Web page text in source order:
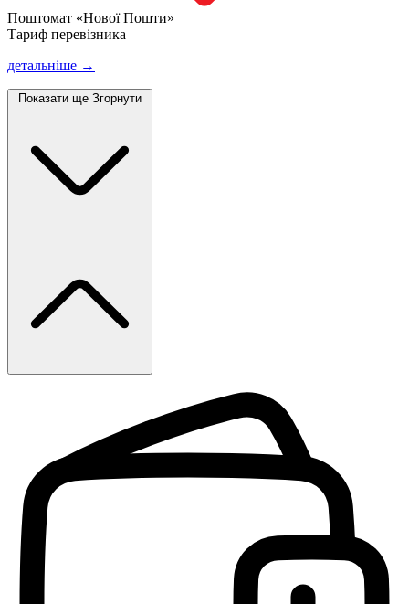
Поштомат «Нової Пошти»
Тариф перевізника
детальніше →
Показати ще Згорнути